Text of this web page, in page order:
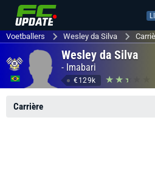
Voetballers Wesley da Silva
Wesley da Silva
- Imabari
€129k
Carrière